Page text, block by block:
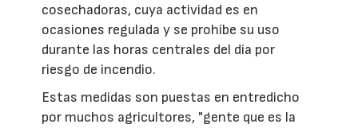
cosechadoras, cuya actividad es en
ocasiones regulada y se prohíbe su uso
durante las horas centrales del día por
riesgo de incendio.
Estas medidas son puestas en entredicho
por muchos agricultores, "gente que es la